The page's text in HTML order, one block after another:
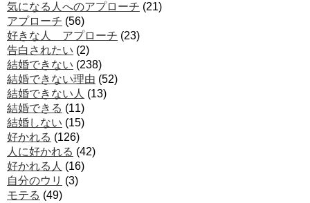
気になる人へのアプローチ (21)
アプローチ (56)
好きな人 アプローチ (23)
告白されたい (2)
結婚できない (238)
結婚できない理由 (52)
結婚できない人 (13)
結婚できる (11)
結婚しない (15)
好かれる (126)
人に好かれる (42)
好かれる人 (16)
自分のウリ (3)
モテる (49)